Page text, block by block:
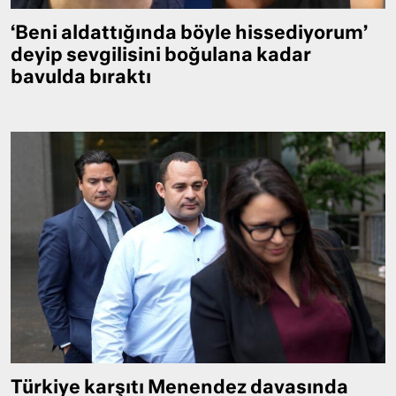
‘Beni aldattığında böyle hissediyorum’
deyip sevgilisini boğulana kadar
bavulda bıraktı
Türkiye karşıtı Menendez davasında